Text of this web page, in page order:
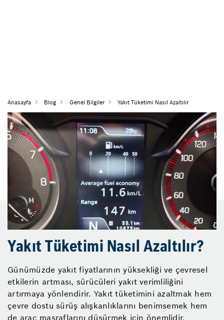
Anasayfa Blog Genel Bilgiler Yakıt Tüketimi Nasıl Azaltılır
Yakıt Tüketimi Nasıl Azaltılır?
Günümüzde yakıt fiyatlarının yüksekliği ve çevresel
etkilerin artması, sürücüleri yakıt verimliliğini
artırmaya yönlendirir. Yakıt tüketimini azaltmak hem
çevre dostu sürüş alışkanlıklarını benimsemek hem
de araç masraflarını düşürmek için önemlidir.